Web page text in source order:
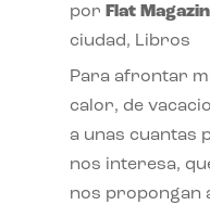
por Flat
ciudad, Libros
Para afrontar
calor, de
a unas cuantas
nos interesa,
nos propongan